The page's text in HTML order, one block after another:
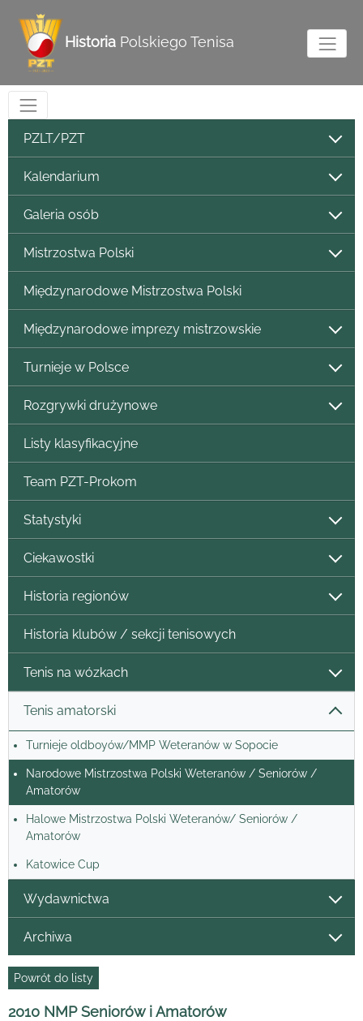
Historia Polskiego Tenisa
PZLT/PZT
Kalendarium
Galeria osób
Mistrzostwa Polski
Międzynarodowe Mistrzostwa Polski
Międzynarodowe imprezy mistrzowskie
Turnieje w Polsce
Rozgrywki drużynowe
Listy klasyfikacyjne
Team PZT-Prokom
Statystyki
Ciekawostki
Historia regionów
Historia klubów / sekcji tenisowych
Tenis na wózkach
Tenis amatorski
Turnieje oldboyów/MMP Weteranów w Sopocie
Narodowe Mistrzostwa Polski Weteranów / Seniorów /
Amatorów
Halowe Mistrzostwa Polski Weteranów/ Seniorów /
Amatorów
Katowice Cup
Wydawnictwa
Archiwa
Powrót do listy
2010 NMP Seniorów i Amatorów